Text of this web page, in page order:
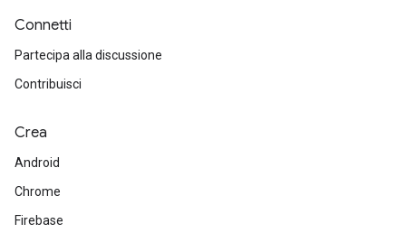
Connetti
Partecipa alla discussione
Contribuisci
Crea
Android
Chrome
Firebase